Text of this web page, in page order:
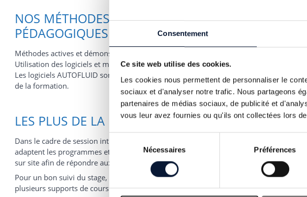
Consentement
Ce site web utilise des cookies.
Les cookies nous permettent de personnaliser le
sociaux et d'analyser notre trafic. Nous partageons
partenaires de médias sociaux, de publicité et
vous leur avez fournies ou qu'ils ont collectées lors
du
consentement
Nécessaires Préférences
NOS MÉTHODES ET MOYENS
PÉDAGOGIQUES
Méthodes actives et démonstratives.
Utilisation des logiciels et mises en pratique.
Les logiciels AUTOFLUID sont fournis pour le bon déroulement
de la formation.
LES PLUS DE LA FORMATION
Dans le cadre de session intra-entreprise, les formateurs
adaptent les programmes et animent des formations/actions
sur site afin de répondre aux besoins spécifiques des clients.
Pour un bon suivi du stage, le stagiaire dispose d’un ou
plusieurs supports de cours.